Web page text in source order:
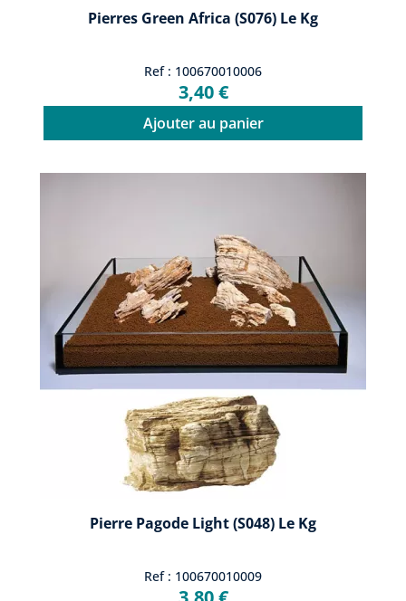
Pierres Green Africa (S076) Le Kg
Ref : 100670010006
3,40 €
Ajouter au panier
Pierre Pagode Light (S048) Le Kg
Ref : 100670010009